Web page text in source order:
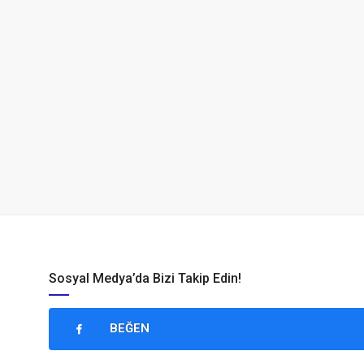
Sosyal Medya’da Bizi Takip Edin!
BEĞEN